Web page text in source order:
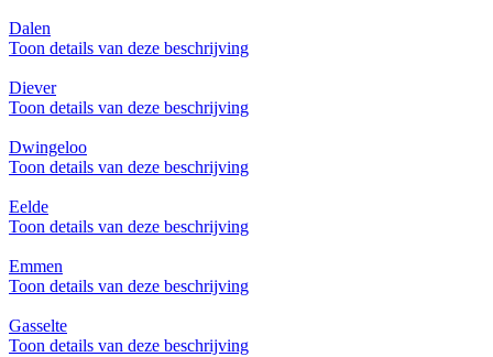
Dalen
Toon details van deze beschrijving
Diever
Toon details van deze beschrijving
Dwingeloo
Toon details van deze beschrijving
Eelde
Toon details van deze beschrijving
Emmen
Toon details van deze beschrijving
Gasselte
Toon details van deze beschrijving